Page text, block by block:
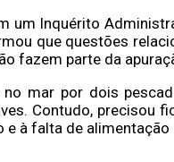
um Inquérito
que questões
fazem parte da
mar por dois
Contudo, precisou
à falta de